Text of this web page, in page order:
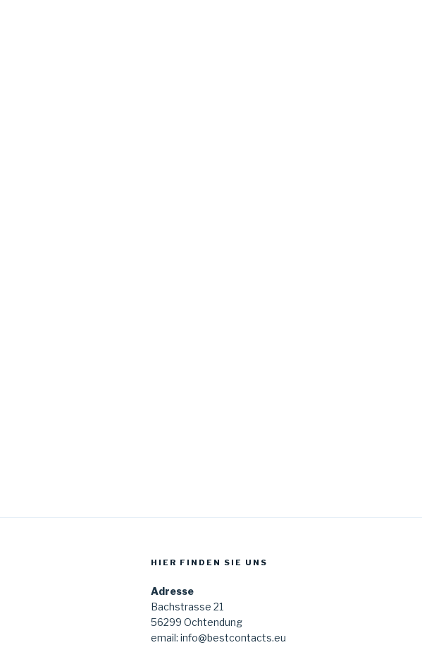
HIER FINDEN SIE UNS
Adresse
Bachstrasse 21
56299 Ochtendung
email: info@bestcontacts.eu